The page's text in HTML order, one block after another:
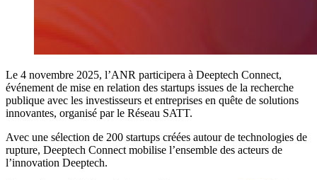
Le 4 novembre 2025, l’ANR participera à Deeptech Connect,
événement de mise en relation des startups issues de la recherche
publique avec les investisseurs et entreprises en quête de solutions
innovantes, organisé par le Réseau SATT.
Avec une sélection de 200 startups créées autour de technologies de
rupture, Deeptech Connect mobilise l’ensemble des acteurs de
l’innovation Deeptech.